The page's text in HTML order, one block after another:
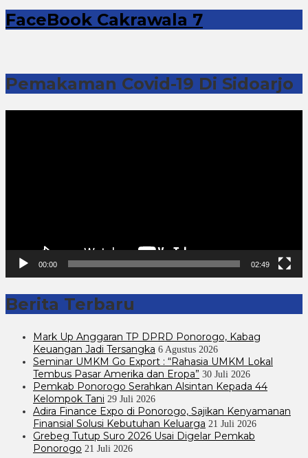
FaceBook Cakrawala 7
Pemakaman Covid-19 Di Sidoarjo
00:00 02:49
Berita Terbaru
Mark Up Anggaran TP DPRD Ponorogo, Kabag
Keuangan Jadi Tersangka 6 Agustus 2026
Seminar UMKM Go Export : “Rahasia UMKM Lokal
Tembus Pasar Amerika dan Eropa” 30 Juli 2026
Pemkab Ponorogo Serahkan Alsintan Kepada 44
Kelompok Tani 29 Juli 2026
Adira Finance Expo di Ponorogo, Sajikan Kenyamanan
Finansial Solusi Kebutuhan Keluarga 21 Juli 2026
Grebeg Tutup Suro 2026 Usai Digelar Pemkab
Ponorogo 21 Juli 2026